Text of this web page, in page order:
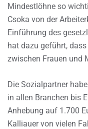
Mindestlöhne so
Csoka von der
Einführung des
hat dazu geführt,
zwischen Frauen und
Die Sozialpartner
in allen Branchen bis
Anhebung auf 1.700
Kalliauer von vielen